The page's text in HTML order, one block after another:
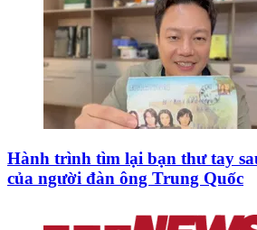
Hành trình tìm lại bạn thư tay
của người đàn ông Trung Quốc